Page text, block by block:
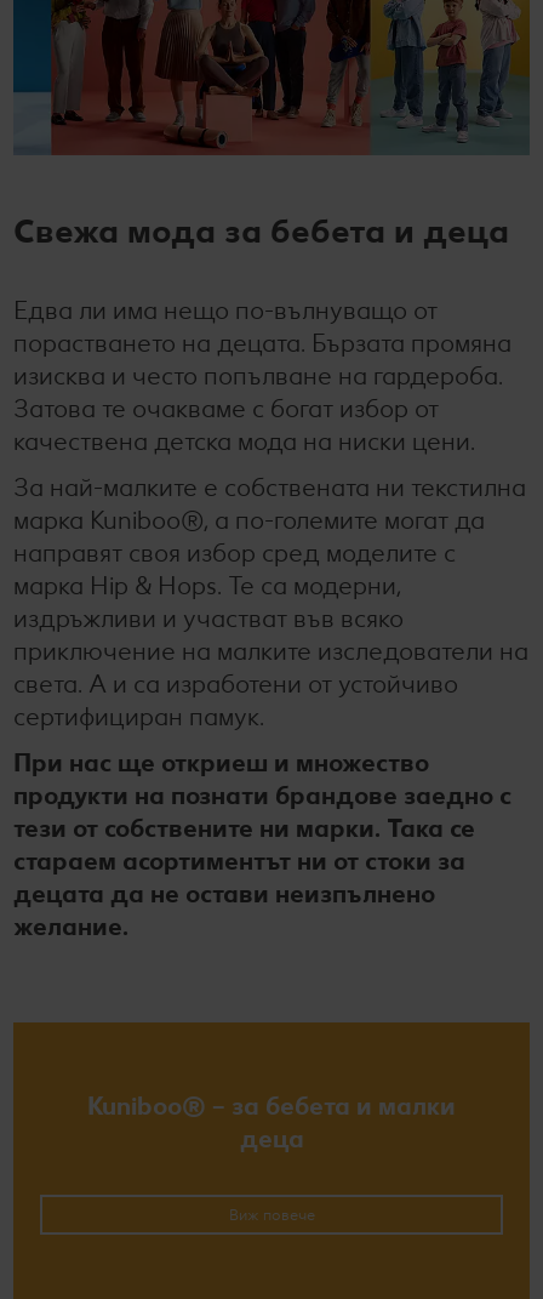
Свежа мода за бебета и деца
Едва ли има нещо по-вълнуващо от
порастването на децата. Бързата промяна
изисква и често попълване на гардероба.
Затова те очакваме с богат избор от
качествена детска мода на ниски цени.
За най-малките е собствената ни текстилна
марка Kuniboo®, а по-големите могат да
направят своя избор сред моделите с
марка Hip & Hops. Те са модерни,
издръжливи и участват във всяко
приключение на малките изследователи на
света. А и са изработени от устойчиво
сертифициран памук.
При нас ще откриеш и множество
продукти на познати брандове заедно с
тези от собствените ни марки. Така се
стараем асортиментът ни от стоки за
децата да не остави неизпълнено
желание.
Kuniboo® – за бебета и малки
деца
Виж повече